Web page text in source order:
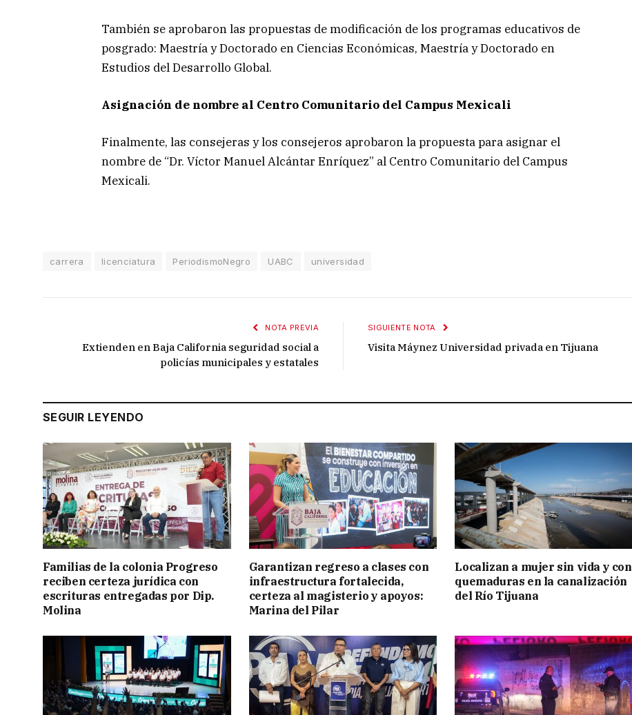
También se aprobaron las propuestas de modificación de los programas educativos de
posgrado: Maestría y Doctorado en Ciencias Económicas, Maestría y Doctorado en
Estudios del Desarrollo Global.
Asignación de nombre al Centro Comunitario del Campus Mexicali
Finalmente, las consejeras y los consejeros aprobaron la propuesta para asignar el
nombre de “Dr. Víctor Manuel Alcántar Enríquez” al Centro Comunitario del Campus
Mexicali.
carrera licenciatura PeriodismoNegro UABC universidad
NOTA PREVIA
Extienden en Baja California seguridad social a
policías municipales y estatales
SIGUIENTE NOTA
Visita Máynez Universidad privada en Tijuana
SEGUIR LEYENDO
Familias de la colonia Progreso
reciben certeza jurídica con
escrituras entregadas por Dip.
Molina
Garantizan regreso a clases con
infraestructura fortalecida,
certeza al magisterio y apoyos:
Marina del Pilar
Localizan a mujer sin vida y con
quemaduras en la canalización
del Río Tijuana